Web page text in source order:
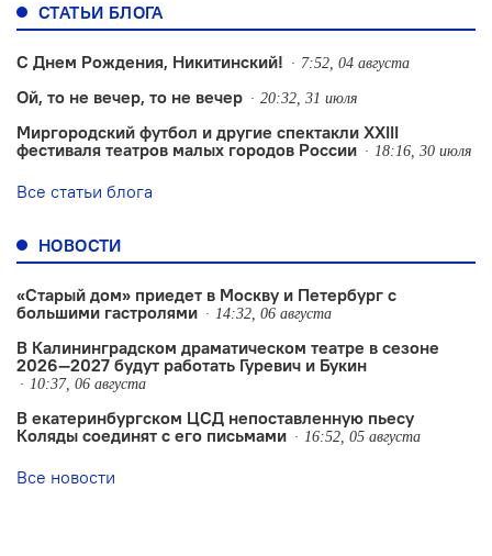
СТАТЬИ БЛОГА
С Днем Рождения, Никитинский! 7:52, 04 августа
Ой, то не вечер, то не вечер 20:32, 31 июля
Миргородский футбол и другие спектакли XXIII
фестиваля театров малых городов России
18:16, 30 июля
Все статьи блога
НОВОСТИ
«Старый дом» приедет в Москву и Петербург с
большими гастролями
14:32, 06 августа
В Калининградском драматическом театре в сезоне
2026—2027 будут работать Гуревич и Букин
10:37, 06 августа
В екатеринбургском ЦСД непоставленную пьесу
Коляды соединят с его письмами
16:52, 05 августа
Все новости